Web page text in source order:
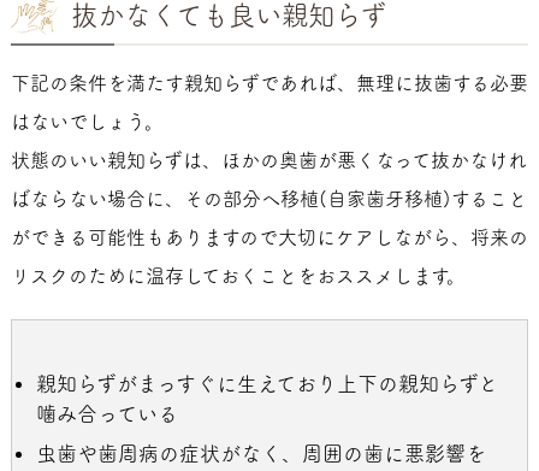
抜かなくても良い親知らず
下記の条件を満たす親知らずであれば、無理に抜歯する必要
はないでしょう。
状態のいい親知らずは、ほかの奥歯が悪くなって抜かなけれ
ばならない場合に、その部分へ移植(自家歯牙移植)すること
ができる可能性もありますので大切にケアしながら、将来の
リスクのために温存しておくことをおススメします。
親知らずがまっすぐに生えており上下の親知らずと
噛み合っている
虫歯や歯周病の症状がなく、周囲の歯に悪影響を